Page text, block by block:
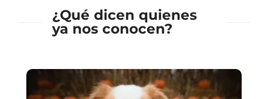
¿Qué dicen quienes
ya nos conocen?